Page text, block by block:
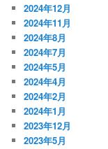
2024年12月
2024年11月
2024年8月
2024年7月
2024年5月
2024年4月
2024年2月
2024年1月
2023年12月
2023年5月